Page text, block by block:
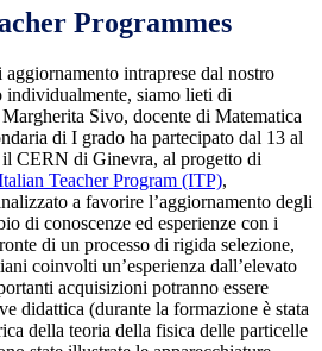
Programmes
intraprese dal nostro
individualmente, siamo lieti di
Sivo, docente di Matematica
di I grado ha partecipato dal 13 al
il CERN di Ginevra, al progetto di
Teacher Program (ITP),
a favorire l’aggiornamento degli
di conoscenze ed esperienze con i
di un processo di rigida selezione,
coinvolti un’esperienza dall’elevato
acquisizioni potranno essere
didattica (durante la formazione è stata
della teoria della fisica delle particelle